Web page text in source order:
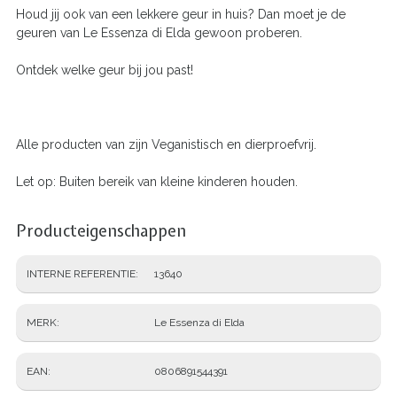
Houd jij ook van een lekkere geur in huis? Dan moet je de
geuren van Le Essenza di Elda gewoon proberen.
Ontdek welke geur bij jou past!
Alle producten van zijn Veganistisch en dierproefvrij.
Let op: Buiten bereik van kleine kinderen houden.
Producteigenschappen
INTERNE REFERENTIE 13640
MERK Le Essenza di Elda
EAN 0806891544391